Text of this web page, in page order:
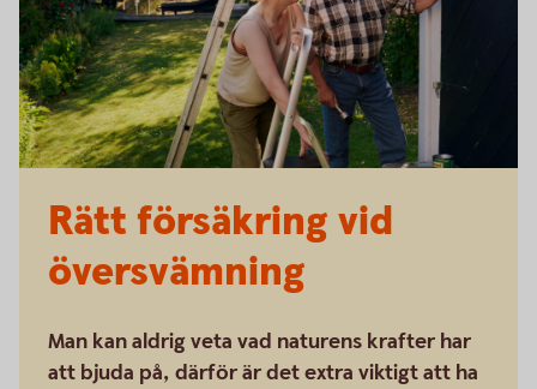
Rätt försäkring vid
översvämning
Man kan aldrig veta vad naturens krafter har
att bjuda på, därför är det extra viktigt att ha